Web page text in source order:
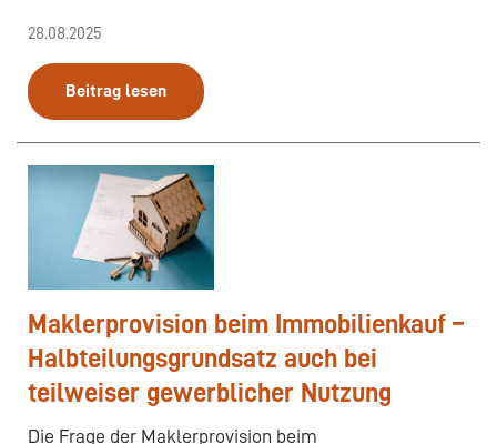
28.08.2025
Beitrag lesen
Maklerprovision beim Immobilienkauf –
Halbteilungsgrundsatz auch bei
teilweiser gewerblicher Nutzung
Die Frage der Maklerprovision beim